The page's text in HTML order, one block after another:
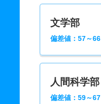
文学部
偏差値：57～66
人間科学部
偏差値：59～67